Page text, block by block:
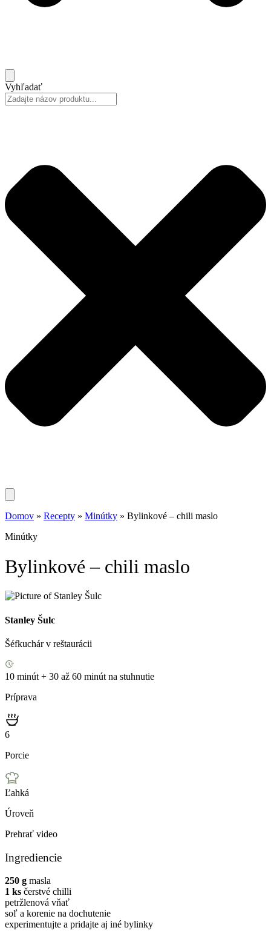
Vyhľadať
Domov » Recepty » Minútky » Bylinkové – chili maslo
Minútky
Bylinkové – chili maslo
Stanley Šulc
Šéfkuchár v reštaurácii
10 minút + 30 až 60 minút na stuhnutie
Príprava
6
Porcie
Ľahká
Úroveň
Prehrať video
Ingrediencie
250 g masla
1 ks čerstvé chilli
petržlenová vňať
soľ a korenie na dochutenie
experimentujte a pridajte aj iné bylinky